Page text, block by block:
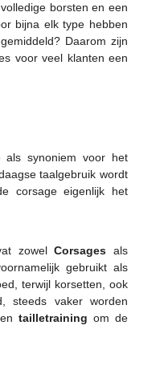
borsten en een
bijna elk type hebben
Daarom zijn
voor veel klanten een
als synoniem voor het
taalgebruik wordt
corsage eigenlijk het
zowelCorsages als
gebruikt als
terwijl korsetten, ook
steeds vaker worden
en tailletraining om de